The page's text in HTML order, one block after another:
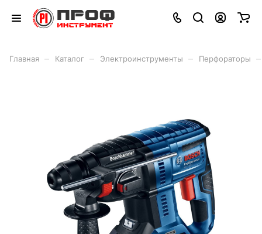
Главная Каталог Электроинструменты Перфораторы